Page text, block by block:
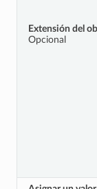
Extensión del
Opcional